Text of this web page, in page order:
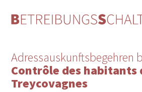
Adressauskunftsbegehren
Contrôle des habitants
Treycovagnes